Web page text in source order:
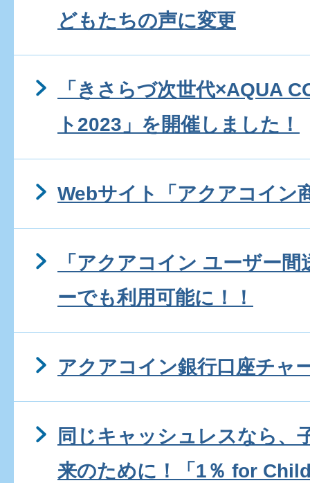
どもたちの声に変更
「きさらづ次世代×AQUA
ト2023」を開催しました！
Webサイト「アクアコイン
「アクアコイン ユーザー
ーでも利用可能に！！
アクアコイン銀行口座チャ
同じキャッシュレスなら、
来のために！「1％ for